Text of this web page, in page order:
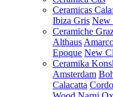
Ceramicas
Ibiza Gris New
Ceramiche
Althaus
Epoque New
Ceramika
Amsterdam
Calacatta